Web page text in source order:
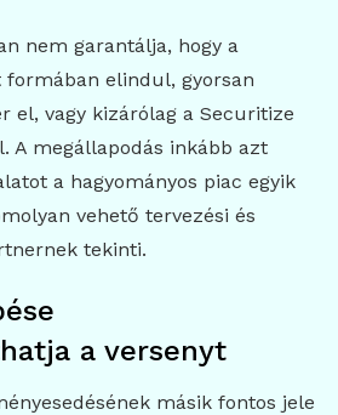
nem garantálja, hogy a
elindul, gyorsan
el, vagy kizárólag a Securitize
A megállapodás inkább azt
a hagyományos piac egyik
vehető tervezési és
tekinti.
a versenyt
másik fontos jele